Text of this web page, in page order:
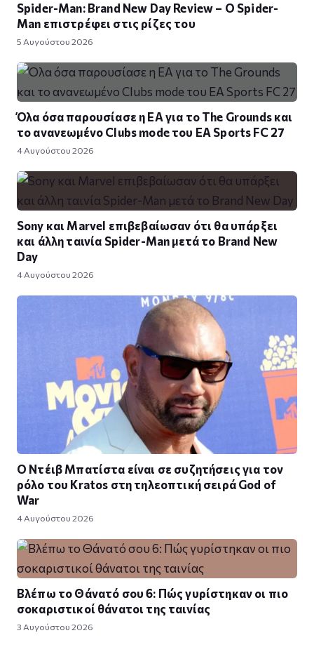
Spider-Man: Brand New Day Review – Ο Spider-
Man επιστρέφει στις ρίζες του
5 Αυγούστου 2026
Όλα όσα παρουσίασε η EA για το The Grounds και
το ανανεωμένο Clubs mode του EA Sports FC 27
4 Αυγούστου 2026
Sony και Marvel επιβεβαίωσαν ότι θα υπάρξει
και άλλη ταινία Spider-Man μετά το Brand New
Day
4 Αυγούστου 2026
Ο Ντέιβ Μπατίστα είναι σε συζητήσεις για τον
ρόλο του Kratos στη τηλεοπτική σειρά God of
War
4 Αυγούστου 2026
Βλέπω το Θάνατό σου 6: Πώς γυρίστηκαν οι πιο
σοκαριστικοί θάνατοι της ταινίας
3 Αυγούστου 2026